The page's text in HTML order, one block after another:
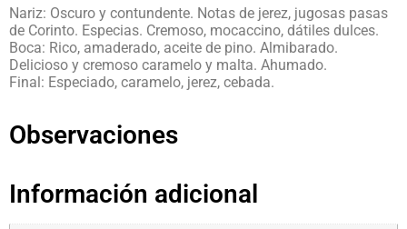
Nariz: Oscuro y contundente. Notas de jerez, jugosas pasas
de Corinto. Especias. Cremoso, mocaccino, dátiles dulces.
Boca: Rico, amaderado, aceite de pino. Almibarado.
Delicioso y cremoso caramelo y malta. Ahumado.
Final: Especiado, caramelo, jerez, cebada.
Observaciones
Información adicional